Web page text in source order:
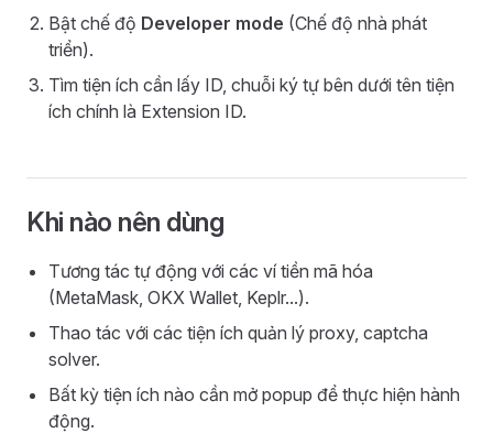
Bật chế độ Developer mode (Chế độ nhà phát
triển).
Tìm tiện ích cần lấy ID, chuỗi ký tự bên dưới tên tiện
ích chính là Extension ID.
Khi nào nên dùng
Tương tác tự động với các ví tiền mã hóa
(MetaMask, OKX Wallet, Keplr...).
Thao tác với các tiện ích quản lý proxy, captcha
solver.
Bất kỳ tiện ích nào cần mở popup để thực hiện hành
động.